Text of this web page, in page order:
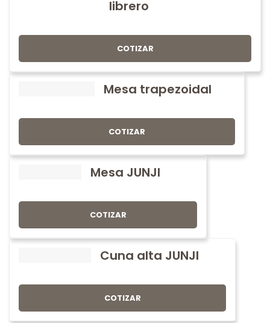
librero
COTIZAR
Mesa trapezoidal
COTIZAR
Mesa JUNJI
COTIZAR
Cuna alta JUNJI
COTIZAR